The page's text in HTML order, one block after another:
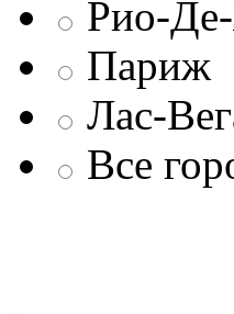
Рио-
Париж
Лас-
Все